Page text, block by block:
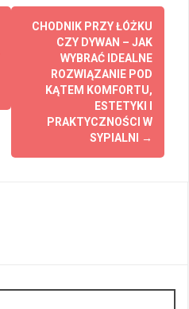
CHODNIK PRZY ŁÓŻKU
CZY DYWAN – JAK
WYBRAĆ IDEALNE
ROZWIĄZANIE POD
KĄTEM KOMFORTU,
ESTETYKI I
PRAKTYCZNOŚCI W
SYPIALNI
→